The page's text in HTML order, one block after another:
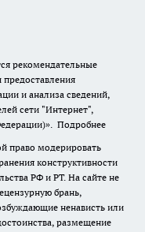
рекомендательные
и анализа сведений,
сети "Интернет",
Подробнее
право модерировать
конструктивности
РФ и РТ. На сайте не
брань,
ненависть или
размещение